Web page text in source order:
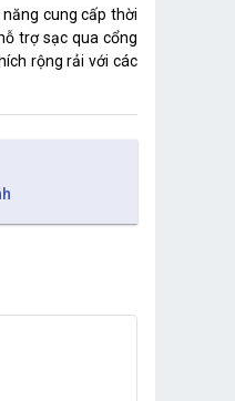
năng cung cấp thời
trợ sạc qua cổng
rộng rải với các